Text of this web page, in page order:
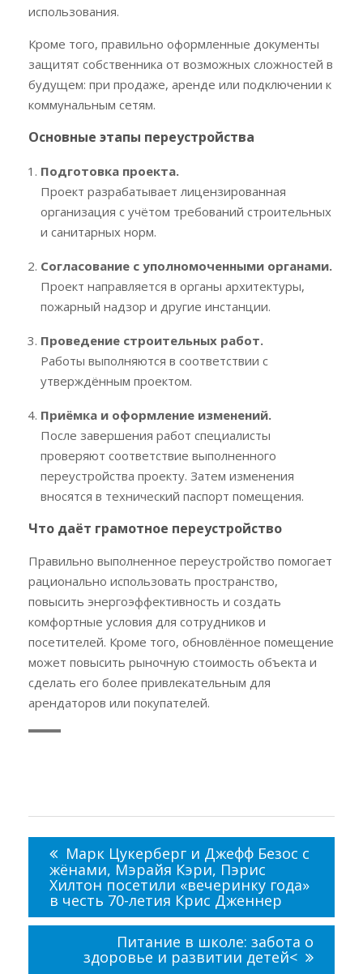
использования.
Кроме того, правильно оформленные документы
защитят собственника от возможных сложностей в
будущем: при продаже, аренде или подключении к
коммунальным сетям.
Основные этапы переустройства
Подготовка проекта.
Проект разрабатывает лицензированная
организация с учётом требований строительных
и санитарных норм.
Согласование с уполномоченными органами.
Проект направляется в органы архитектуры,
пожарный надзор и другие инстанции.
Проведение строительных работ.
Работы выполняются в соответствии с
утверждённым проектом.
Приёмка и оформление изменений.
После завершения работ специалисты
проверяют соответствие выполненного
переустройства проекту. Затем изменения
вносятся в технический паспорт помещения.
Что даёт грамотное переустройство
Правильно выполненное переустройство помогает
рационально использовать пространство,
повысить энергоэффективность и создать
комфортные условия для сотрудников и
посетителей. Кроме того, обновлённое помещение
может повысить рыночную стоимость объекта и
сделать его более привлекательным для
арендаторов или покупателей.
записям
Марк Цукерберг и Джефф Безос с
жёнами, Мэрайя Кэри, Пэрис
Хилтон посетили «вечеринку года»
в честь 70-летия Крис Дженнер
Питание в школе: забота о
здоровье и развитии детей<